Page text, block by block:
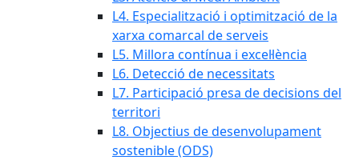
L4. Especialització i optimització de la
xarxa comarcal de serveis
L5. Millora contínua i excel·lència
L6. Detecció de necessitats
L7. Participació presa de decisions del
territori
L8. Objectius de desenvolupament
sostenible (ODS)